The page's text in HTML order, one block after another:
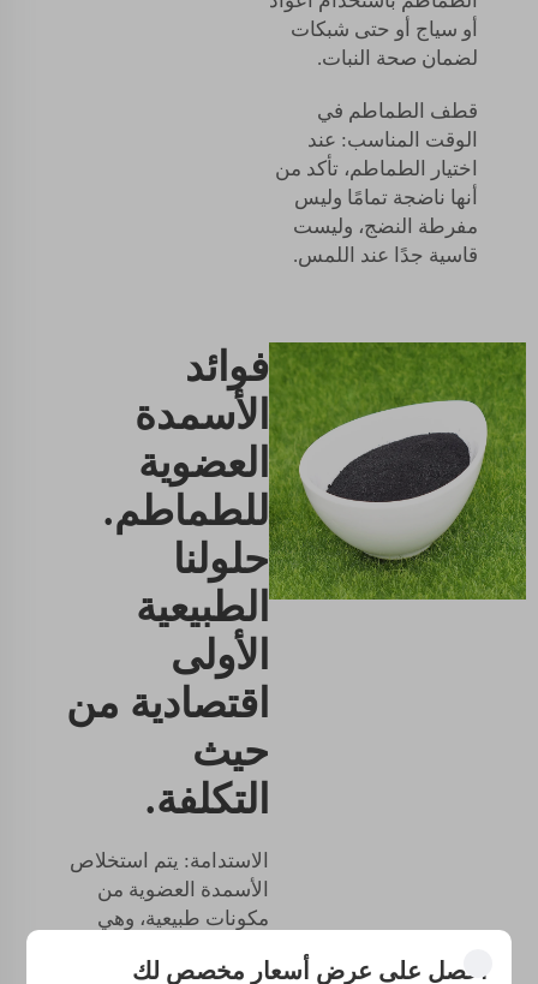
أو سياج أو حتى شبكات
لضمان صحة النبات.
قطف الطماطم في
الوقت المناسب: عند
اختيار الطماطم، تأكد من
أنها ناضجة تمامًا وليس
مفرطة النضج، وليست
قاسية جدًا عند اللمس.
فوائد
الأسمدة
العضوية
للطماطم.
حلولنا
الطبيعية
الأولى
اقتصادية من
حيث
التكلفة.
الاستدامة: يتم استخلاص
الأسمدة العضوية من
مكونات طبيعية، وهي
ومنخفض السمية مقارنة
احصل على عرض أسعار مخصص لك